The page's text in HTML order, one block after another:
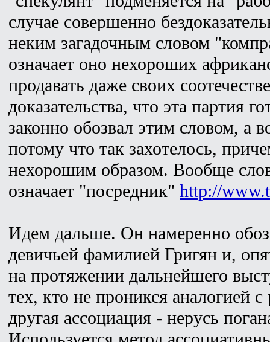
случае совершенно
неким загадочным словом
означает оно нехороших
продавать даже своих
доказательства, что эта партия
законно обозвал этим словом, а
потому что так захотелось,
нехорошим образом. Вообще
означает "посредник" http://
Идем дальше. Он намеренно
девичьей фамилией Григян и,
на протяжении дальнейшего
тех, кто не проникся аналогией
другая ассоциация - нерусь